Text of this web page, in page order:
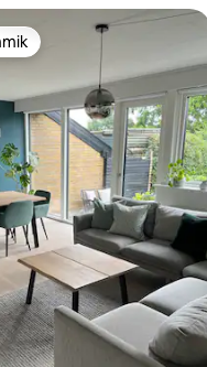
hinnangut